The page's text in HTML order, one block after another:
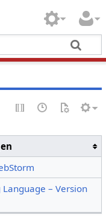
– Version